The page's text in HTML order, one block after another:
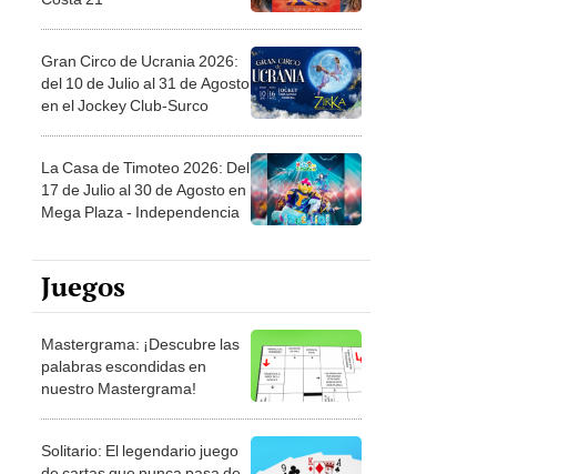
Gran Circo de Ucrania 2026:
del 10 de Julio al 31 de Agosto
en el Jockey Club-Surco
La Casa de Timoteo 2026: Del
17 de Julio al 30 de Agosto en
Mega Plaza - Independencia
Juegos
Mastergrama: ¡Descubre las
palabras escondidas en
nuestro Mastergrama!
Solitario: El legendario juego
de cartas que nunca pasa de
moda. Organiza el mazo y